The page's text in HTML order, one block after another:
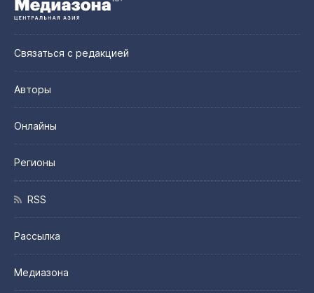
Связаться с редакцией
Авторы
Онлайны
Регионы
RSS
Рассылка
Медиазона